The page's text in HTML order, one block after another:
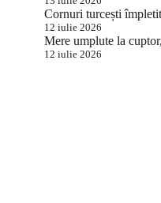
Cornuri turcești
12 iulie 2026
Mere umplute la
12 iulie 2026